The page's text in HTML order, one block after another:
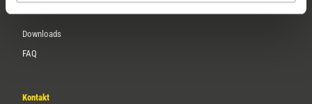
Downloads
FAQ
Kontakt